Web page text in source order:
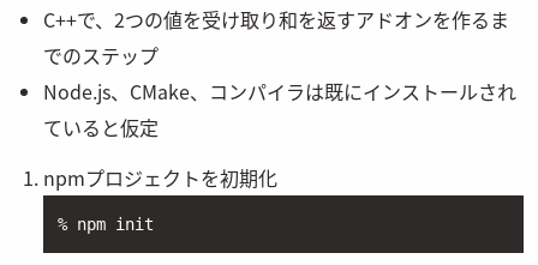
C++で、2つの値を受け取り和を返すアドオンを作るま
でのステップ
Node.js、CMake、コンパイラは既にインストールされ
ていると仮定
npmプロジェクトを初期化
% npm init